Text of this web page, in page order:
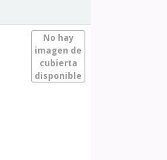
No hay
imagen de
cubierta
disponible